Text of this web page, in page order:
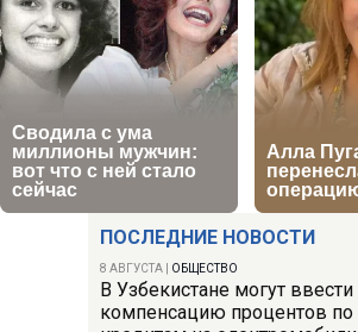
ПОСЛЕДНИЕ НОВОСТИ
8 АВГУСТА ОБЩЕСТВО
В Узбекистане могут ввести
компенсацию процентов по